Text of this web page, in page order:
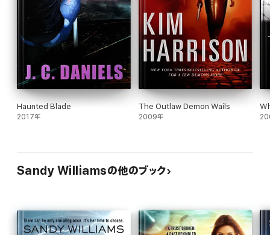
Haunted Blade
2017年
The Outlaw Demon Wails
2009年
Sandy Williamsの他のブック